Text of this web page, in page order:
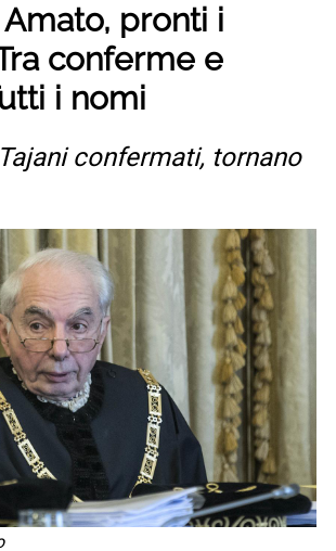
pronti i
conferme e
i nomi
confermati, tornano